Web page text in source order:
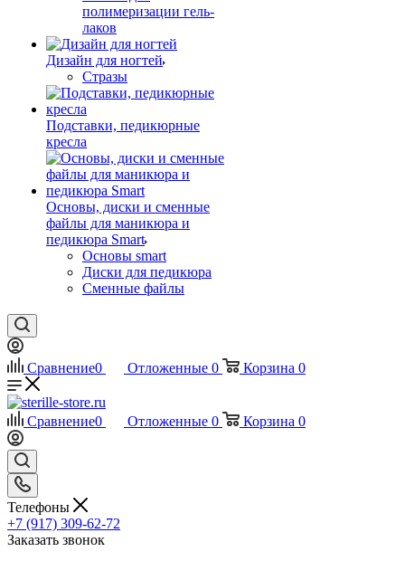
полимеризации гель-
лаков
Дизайн для ногтей
Стразы
Подставки, педикюрные
кресла
Основы, диски и сменные
файлы для маникюра и
педикюра Smart
Основы smart
Диски для педикюра
Сменные файлы
Сравнение0 Отложенные 0 Корзина 0
Сравнение0 Отложенные 0 Корзина 0
Телефоны
+7 (917) 309-62-72
Заказать звонок